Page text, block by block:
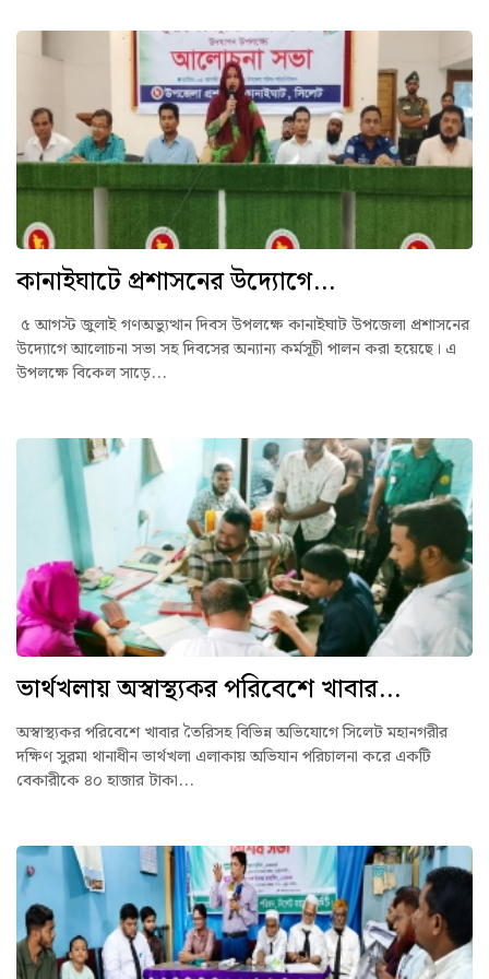
কানাইঘাটে প্রশাসনের উদ্যোগে...
৫ আগস্ট জুলাই গণঅভ্যুত্থান দিবস উপলক্ষে কানাইঘাট উপজেলা প্রশাসনের
উদ্যোগে আলোচনা সভা সহ দিবসের অন্যান্য কর্মসূচী পালন করা হয়েছে। এ
উপলক্ষে বিকেল সাড়ে...
ভার্থখলায় অস্বাস্থ্যকর পরিবেশে খাবার...
অস্বাস্থ্যকর পরিবেশে খাবার তৈরিসহ বিভিন্ন অভিযোগে সিলেট মহানগরীর
দক্ষিণ সুরমা থানাধীন ভার্থখলা এলাকায় অভিযান পরিচালনা করে একটি
বেকারীকে ৪০ হাজার টাকা...